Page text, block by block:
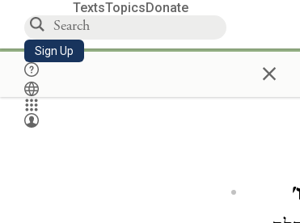
TextsTopicsDonate
Sign Up ×